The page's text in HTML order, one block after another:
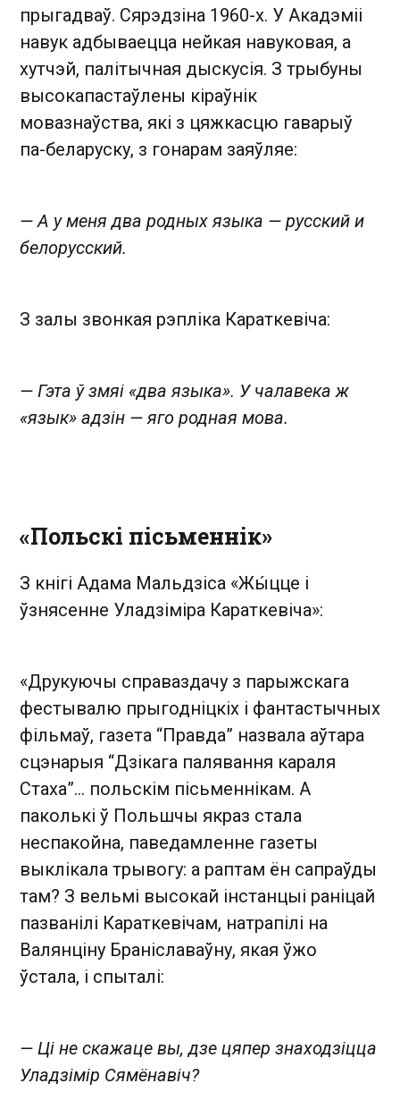
прыгадваў. Сярэдзіна 1960-х. У Акадэміі
навук адбываецца нейкая навуковая, а
хутчэй, палітычная дыскусія. З трыбуны
высокапастаўлены кіраўнік
мовазнаўства, які з цяжкасцю гаварыў
па-беларуску, з гонарам заяўляе:
— А у меня два родных языка — русский и
белорусский.
З залы звонкая рэпліка Караткевіча:
— Гэта ў змяі «два языка». У чалавека ж
«язык» адзін — яго родная мова.
«Польскі пісьменнік»
З кнігі Адама Мальдзіса «Жы́цце і
ўзнясенне Уладзіміра Караткевіча»:
«Друкуючы справаздачу з парыжскага
фестывалю прыгодніцкіх і фантастычных
фільмаў, газета “Правда” назвала аўтара
сцэнарыя “Дзікага палявання караля
Стаха”… польскім пісьменнікам. А
паколькі ў Польшчы якраз стала
неспакойна, паведамленне газеты
выклікала трывогу: а раптам ён сапраўды
там? З вельмі высокай інстанцыі раніцай
пазванілі Караткевічам, натрапілі на
Валянціну Браніславаўну, якая ўжо
ўстала, і спыталі:
— Ці не скажаце вы, дзе цяпер знаходзіцца
Уладзімір Сямёнавіч?